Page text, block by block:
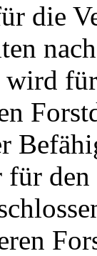
die
wird